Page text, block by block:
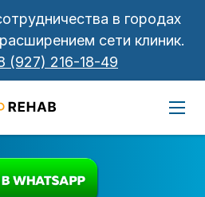
в городах
сети клиник.
(927) 216-18-49